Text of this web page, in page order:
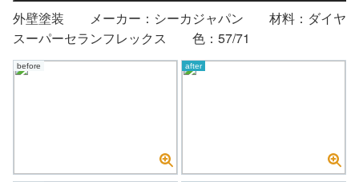
外壁塗装 メーカー：シーカジャパン 材料：ダイヤ
スーパーセランフレックス 色：57/71
before after